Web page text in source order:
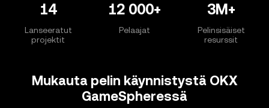
14
Lanseeratut
projektit
12 000+
Pelaajat
3M+
Pelinsisäiset
resurssit
Mukauta pelin käynnistystä OKX
GameSpheressä